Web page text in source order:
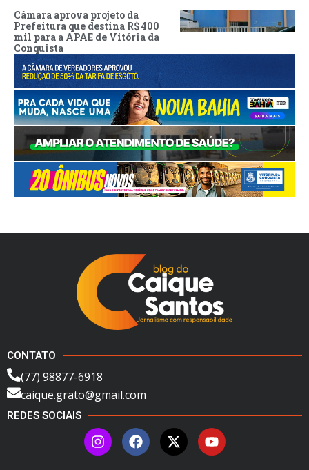
Câmara aprova projeto da
Prefeitura que destina R$ 400
mil para a APAE de Vitória da
Conquista
CONTATO
(77) 98877-6918
caique.grato@gmail.com
REDES SOCIAIS